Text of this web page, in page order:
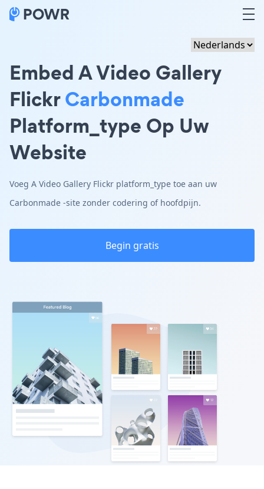
Embed A Video Gallery
FlickrCarbonmade
Platform_type Op Uw
Website
Voeg A Video Gallery Flickr platform_type toe aan uw
Carbonmade -site zonder codering of hoofdpijn.
Begin gratis